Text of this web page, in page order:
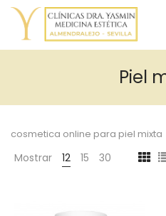
Piel
cosmetica online para piel mixta
Mostrar 12 15 30